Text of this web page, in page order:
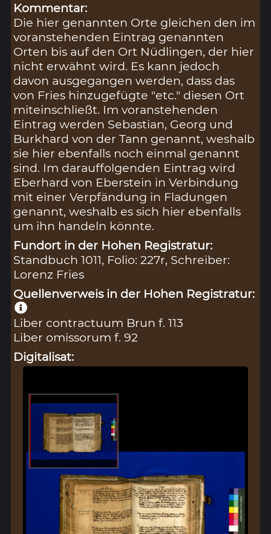
Kommentar:
Die hier genannten Orte gleichen den im
voranstehenden Eintrag genannten
Orten bis auf den Ort Nüdlingen, der hier
nicht erwähnt wird. Es kann jedoch
davon ausgegangen werden, dass das
von Fries hinzugefügte "etc." diesen Ort
miteinschließt. Im voranstehenden
Eintrag werden Sebastian, Georg und
Burkhard von der Tann genannt, weshalb
sie hier ebenfalls noch einmal genannt
sind. Im darauffolgenden Eintrag wird
Eberhard von Eberstein in Verbindung
mit einer Verpfändung in Fladungen
genannt, weshalb es sich hier ebenfalls
um ihn handeln könnte.
Fundort in der Hohen Registratur:
Standbuch 1011, Folio: 227r, Schreiber:
Lorenz Fries
Quellenverweis in der Hohen Registratur:
Liber contractuum Brun f. 113
Liber omissorum f. 92
Digitalisat: